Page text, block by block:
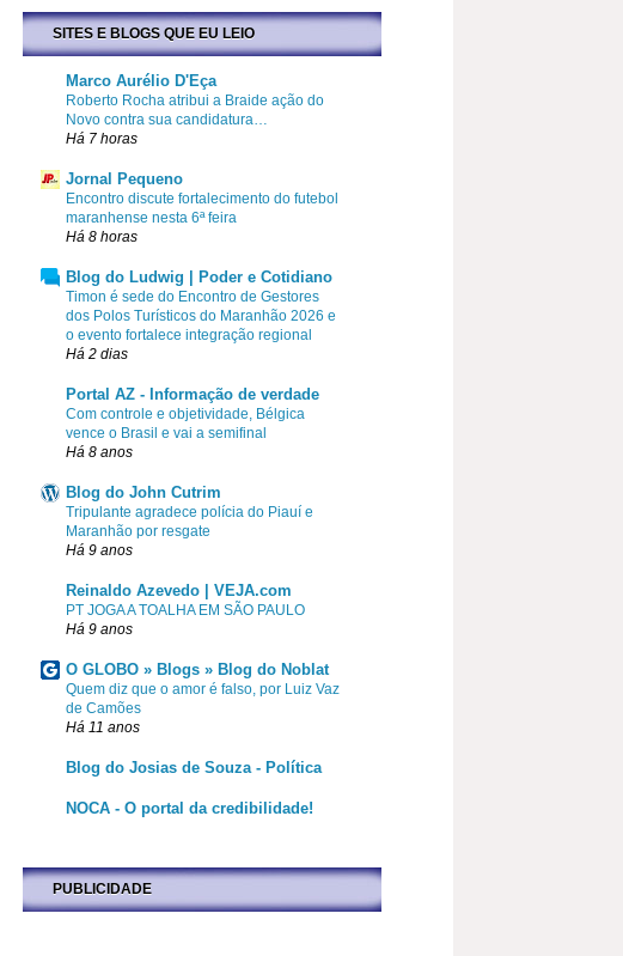
SITES E BLOGS QUE EU LEIO
Marco Aurélio D'Eça
Roberto Rocha atribui a Braide ação do
Novo contra sua candidatura…
Há 7 horas
Jornal Pequeno
Encontro discute fortalecimento do futebol
maranhense nesta 6ª feira
Há 8 horas
Blog do Ludwig | Poder e Cotidiano
Timon é sede do Encontro de Gestores
dos Polos Turísticos do Maranhão 2026 e
o evento fortalece integração regional
Há 2 dias
Portal AZ - Informação de verdade
Com controle e objetividade, Bélgica
vence o Brasil e vai a semifinal
Há 8 anos
Blog do John Cutrim
Tripulante agradece polícia do Piauí e
Maranhão por resgate
Há 9 anos
Reinaldo Azevedo | VEJA.com
PT JOGA A TOALHA EM SÃO PAULO
Há 9 anos
O GLOBO » Blogs » Blog do Noblat
Quem diz que o amor é falso, por Luiz Vaz
de Camões
Há 11 anos
Blog do Josias de Souza - Política
NOCA - O portal da credibilidade!
PUBLICIDADE